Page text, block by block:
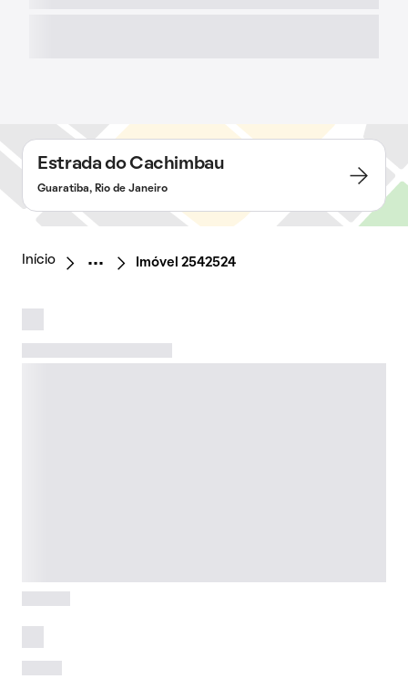
Estrada do Cachimbau
Guaratiba, Rio de Janeiro
Início Imóvel 2542524